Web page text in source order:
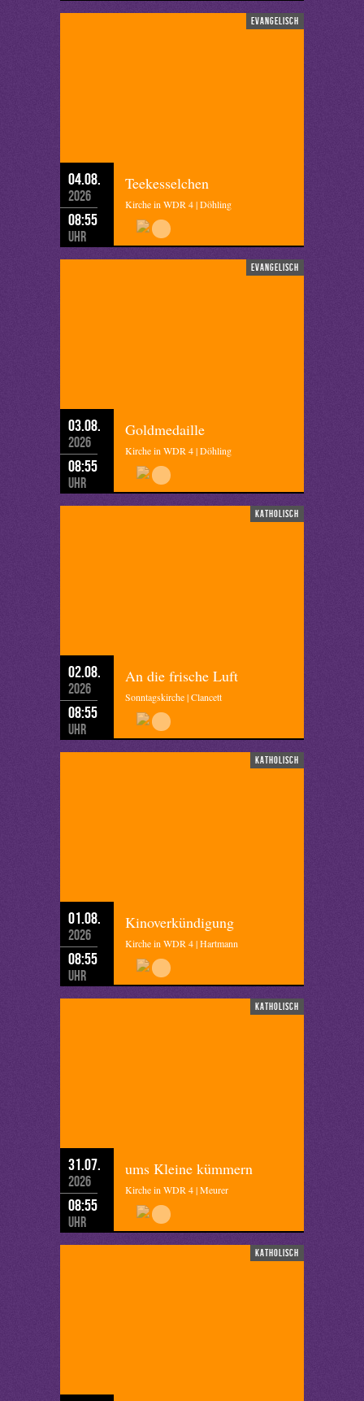
evangelisch
04.08.
2026
08:55
Uhr
Teekesselchen
Kirche in WDR 4 | Döhling
evangelisch
03.08.
2026
08:55
Uhr
Goldmedaille
Kirche in WDR 4 | Döhling
katholisch
02.08.
2026
08:55
Uhr
An die frische Luft
Sonntagskirche | Clancett
katholisch
01.08.
2026
08:55
Uhr
Kinoverkündigung
Kirche in WDR 4 | Hartmann
katholisch
31.07.
2026
08:55
Uhr
ums Kleine kümmern
Kirche in WDR 4 | Meurer
katholisch